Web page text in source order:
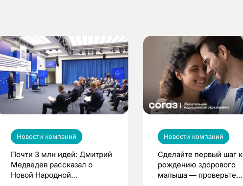
Новости компаний
Почти 3 млн идей: Дмитрий
Медведев рассказал о
Новой Народной
Новости компаний
Сделайте первый шаг к
рождению здорового
малыша — проверьте